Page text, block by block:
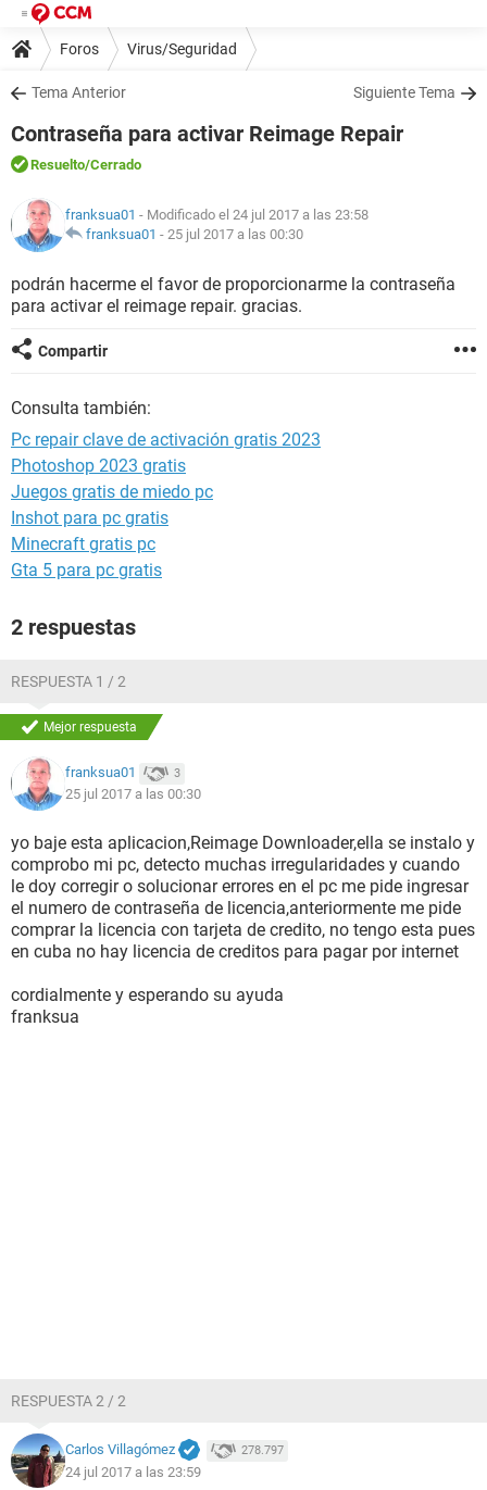
Foros Virus/Seguridad
Tema Anterior Siguiente Tema
Contraseña para activar Reimage Repair
Resuelto/Cerrado
franksua01 - Modificado el 24 jul 2017 a las 23:58
franksua01 - 25 jul 2017 a las 00:30
podrán hacerme el favor de proporcionarme la contraseña
para activar el reimage repair. gracias.
Compartir
Consulta también:
Pc repair clave de activación gratis 2023
Photoshop 2023 gratis
Juegos gratis de miedo pc
Inshot para pc gratis
Minecraft gratis pc
Gta 5 para pc gratis
2 respuestas
RESPUESTA 1 / 2
Mejor respuesta
franksua01 3
25 jul 2017 a las 00:30
yo baje esta aplicacion,Reimage Downloader,ella se instalo y
comprobo mi pc, detecto muchas irregularidades y cuando
le doy corregir o solucionar errores en el pc me pide ingresar
el numero de contraseña de licencia,anteriormente me pide
comprar la licencia con tarjeta de credito, no tengo esta pues
en cuba no hay licencia de creditos para pagar por internet
cordialmente y esperando su ayuda
franksua
RESPUESTA 2 / 2
Carlos Villagómez 278.797
24 jul 2017 a las 23:59